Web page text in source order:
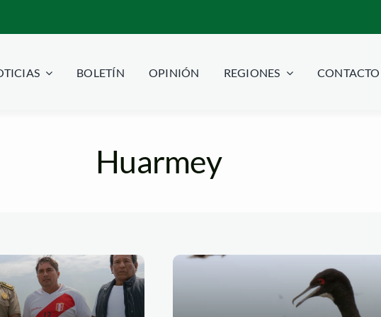
BOLETÍN OPINIÓN REGIONES CONTACTO
Huarmey